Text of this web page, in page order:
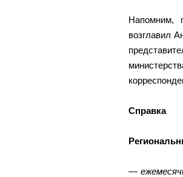
Напомним,
возглавил
Справка